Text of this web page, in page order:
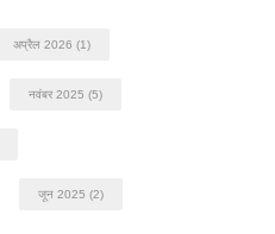
अप्रैल 2026 (1)
नवंबर 2025 (5)
जून 2025 (2)